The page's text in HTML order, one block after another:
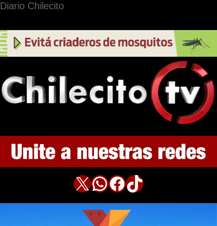
Diario Chilecito
X WhatsApp Facebook TikTok